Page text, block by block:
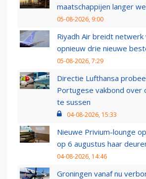
maatschappijen langer
05-08-2026, 9:00
Riyadh Air breidt
opnieuw drie nieuwe
05-08-2026, 7:29
Directie Lufthansa
Portugese vakbond over
te sussen
04-08-2026, 15:33
Nieuwe Privium-lounge
op 6 augustus haar
04-08-2026, 14:46
Groningen vanaf nu